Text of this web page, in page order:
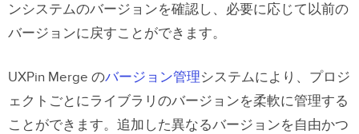
ンシステムのバージョンを確認し、必要に応じて以前の
バージョンに戻すことができます。
UXPin Merge のバージョン管理システムにより、プロジ
ェクトごとにライブラリのバージョンを柔軟に管理する
ことができます。追加した異なるバージョンを自由かつ